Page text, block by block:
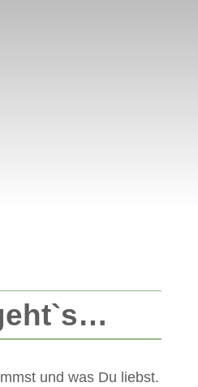
und was Du liebst.